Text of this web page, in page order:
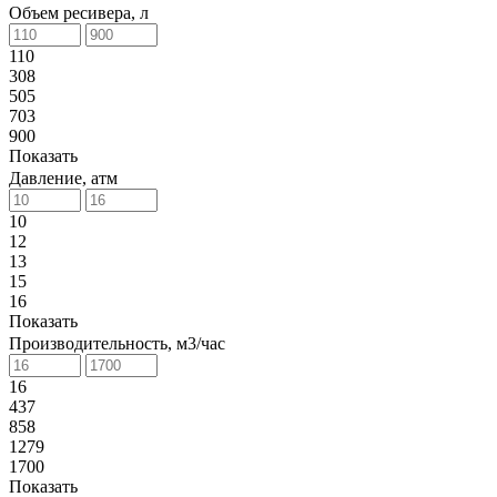
Объем ресивера, л
110
308
505
703
900
Показать
Давление, атм
10
12
13
15
16
Показать
Производительность, м3/час
16
437
858
1279
1700
Показать